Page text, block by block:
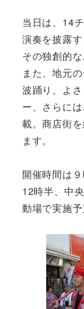
当日は、14
演奏を披露
その独創的
また、地元
波踊り、よ
ー、さらに
載。商店街
ます。
開催時間は
12時半、中
動場で実施